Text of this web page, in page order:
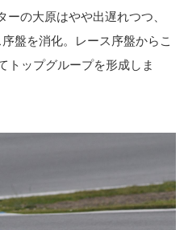
の大原はやや出遅れつつ、
盤を消化。レース序盤からこ
トップグループを形成しま